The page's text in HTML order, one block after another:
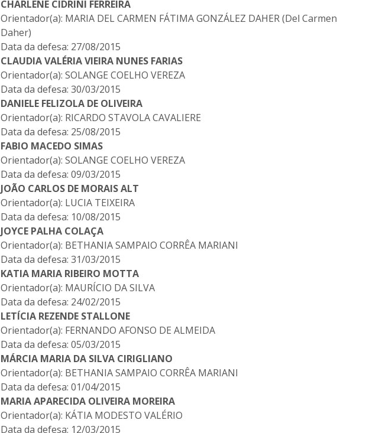
CHARLENE CIDRINI FERREIRA
Orientador(a): MARIA DEL CARMEN FÁTIMA GONZÁLEZ DAHER (Del Carmen
Daher)
Data da defesa: 27/08/2015
CLAUDIA VALÉRIA VIEIRA NUNES FARIAS
Orientador(a): SOLANGE COELHO VEREZA
Data da defesa: 30/03/2015
DANIELE FELIZOLA DE OLIVEIRA
Orientador(a): RICARDO STAVOLA CAVALIERE
Data da defesa: 25/08/2015
FABIO MACEDO SIMAS
Orientador(a): SOLANGE COELHO VEREZA
Data da defesa: 09/03/2015
JOÃO CARLOS DE MORAIS ALT
Orientador(a): LUCIA TEIXEIRA
Data da defesa: 10/08/2015
JOYCE PALHA COLAÇA
Orientador(a): BETHANIA SAMPAIO CORRÊA MARIANI
Data da defesa: 31/03/2015
KATIA MARIA RIBEIRO MOTTA
Orientador(a): MAURÍCIO DA SILVA
Data da defesa: 24/02/2015
LETÍCIA REZENDE STALLONE
Orientador(a): FERNANDO AFONSO DE ALMEIDA
Data da defesa: 05/03/2015
MÁRCIA MARIA DA SILVA CIRIGLIANO
Orientador(a): BETHANIA SAMPAIO CORRÊA MARIANI
Data da defesa: 01/04/2015
MARIA APARECIDA OLIVEIRA MOREIRA
Orientador(a): KÁTIA MODESTO VALÉRIO
Data da defesa: 12/03/2015